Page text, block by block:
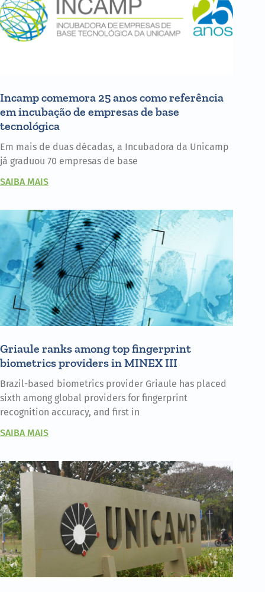
Incamp comemora 25 anos como referência
em incubação de empresas de base
tecnológica
Em mais de duas décadas, a Incubadora da Unicamp
já graduou 70 empresas de base
SAIBA MAIS
Griaule ranks among top fingerprint
biometrics providers in MINEX III
Brazil-based biometrics provider Griaule has placed
sixth among global providers for fingerprint
recognition accuracy, and first in
SAIBA MAIS